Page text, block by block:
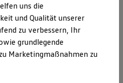
& Inspektion
anfragen
bei Volkswagen Nutzfahrzeuge
Service
uns die
und Qualität unserer
zu verbessern, Ihr
grundlegende
Marketingmaßnahmen zu